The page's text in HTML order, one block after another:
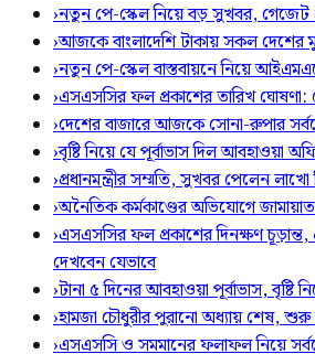
›নতুন পে-স্কেল নিয়ে বড় সুখবর, গেজেট
›আজকে বাংলাদেশি টাকায় সকল দেশের
›নতুন পে-স্কেল বাস্তবায়নে নিয়ে
›এসএসসির ফল প্রকাশের তারিখ
›দেশের বাজারে আজকে সোনা-রুপার
›বৃষ্টি নিয়ে যে পূর্বাভাস দিল আবহাওয়া
›প্রধানমন্ত্রীর সম্মতি, সুখবর পেলেন
›অনৈতিক কর্মকাণ্ডের অভিযোগে জামায়াত
›এসএসসির ফল প্রকাশের দিনক্ষণ
দেখবেন যেভাবে
›টানা ৫ দিনের আবহাওয়া পূর্বাভাস, বৃষ্টি
›হামজা চৌধুরীর পুরানো অধ্যায় শেষ,
›এসএসসি ও সমমানের ফলাফল নিয়ে